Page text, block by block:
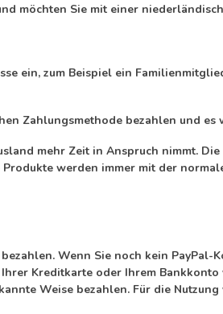
möchten Sie mit einer
ein, zum Beispiel ein
Zahlungsmethode bezahlen und es
mehr Zeit in Anspruch nimmt.
werden immer mit der
Wenn Sie noch kein PayPal-
Kreditkarte oder Ihrem
Weise bezahlen. Für die